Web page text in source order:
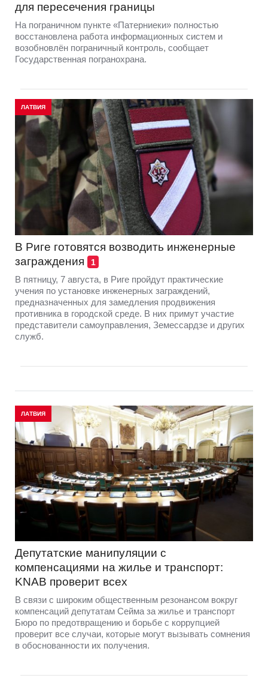
для пересечения границы
На пограничном пункте «Патерниеки» полностью
восстановлена работа информационных систем и
возобновлён пограничный контроль, сообщает
Государственная погранохрана.
ЛАТВИЯ
В Риге готовятся возводить инженерные
заграждения
1
В пятницу, 7 августа, в Риге пройдут практические
учения по установке инженерных заграждений,
предназначенных для замедления продвижения
противника в городской среде. В них примут участие
представители самоуправления, Земессардзе и других
служб.
ЛАТВИЯ
Депутатские манипуляции с
компенсациями на жилье и транспорт:
KNAB проверит всех
В связи с широким общественным резонансом вокруг
компенсаций депутатам Сейма за жилье и транспорт
Бюро по предотвращению и борьбе с коррупцией
проверит все случаи, которые могут вызывать сомнения
в обоснованности их получения.